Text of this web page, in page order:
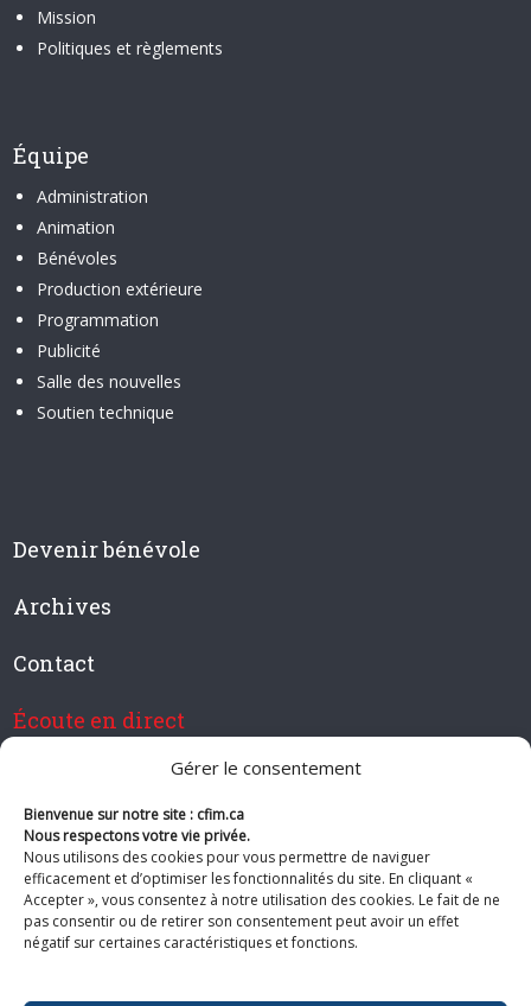
Gérer le consentement
Bienvenue sur notre site : cfim.ca
Nous respectons votre vie privée.
Nous utilisons des cookies pour vous permettre de naviguer
efficacement et d’optimiser les fonctionnalités du site. En cliquant «
Accepter », vous consentez à notre utilisation des cookies. Le fait de ne
pas consentir ou de retirer son consentement peut avoir un effet
négatif sur certaines caractéristiques et fonctions.
Mission
Politiques et règlements
Équipe
Administration
Animation
Bénévoles
Production extérieure
Programmation
Publicité
Salle des nouvelles
Soutien technique
Devenir bénévole
Archives
Contact
Écoute en direct
Devenir membre de CFIM
Suivez-nous